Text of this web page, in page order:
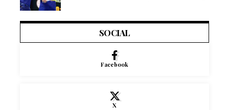
SOCIAL
Facebook
X